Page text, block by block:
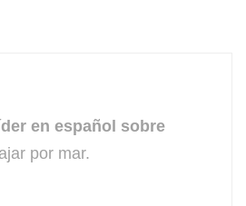
en español sobre
por mar.